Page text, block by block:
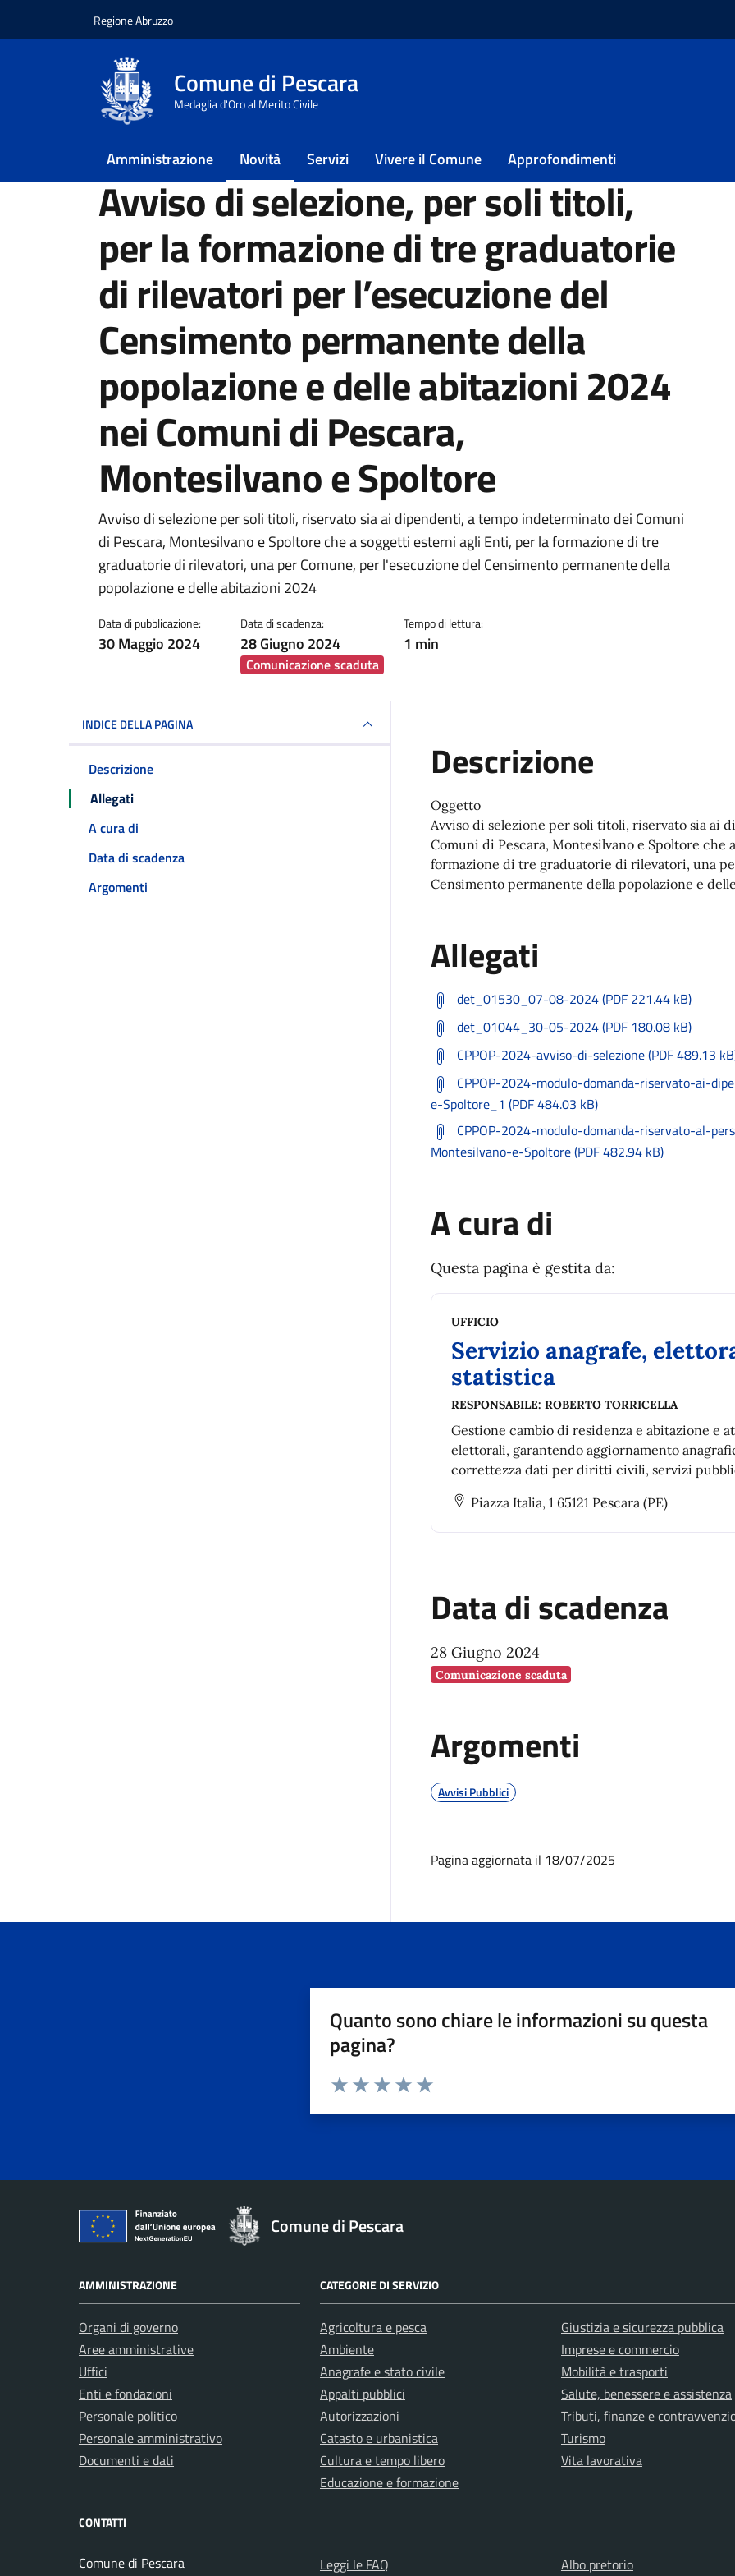
Regione Abruzzo
Comune di Pescara
Medaglia d'Oro al Merito Civile
Amministrazione Novità Servizi Vivere il Comune Approfondimenti
Home / Novità / Avvisi
/ Avviso di selezione, per soli titoli, per la formazione di tre graduatorie di rilevatori per l’esecuzione del
abitazioni 2024 nei Comuni di Pescara, Montesilvano e Spoltore
Avviso di selezione, per soli titoli,
per la formazione di tre graduatorie
di rilevatori per l’esecuzione del
Censimento permanente della
popolazione e delle abitazioni 2024
nei Comuni di Pescara,
Montesilvano e Spoltore
Dettagli della notizia
Avviso di selezione per soli titoli, riservato sia ai dipendenti, a tempo indeterminato dei Comuni
di Pescara, Montesilvano e Spoltore che a soggetti esterni agli Enti, per la formazione di tre
graduatorie di rilevatori, una per Comune, per l'esecuzione del Censimento permanente della
popolazione e delle abitazioni 2024
Data di pubblicazione:
30 Maggio 2024
Data di scadenza:
28 Giugno 2024
Comunicazione scaduta
Tempo di lettura:
1 min
INDICE DELLA PAGINA
Descrizione
Allegati
A cura di
Data di scadenza
Argomenti
Descrizione
Oggetto
Avviso di selezione per soli titoli, riservato sia ai
Comuni di Pescara, Montesilvano e Spoltore che
formazione di tre graduatorie di rilevatori, una
Censimento permanente della popolazione e
Allegati
det_01530_07-08-2024 (PDF 221.44 kB)
det_01044_30-05-2024 (PDF 180.08 kB)
CPPOP-2024-avviso-di-selezione (PDF 489.13
CPPOP-2024-modulo-domanda-riservato-ai-
e-Spoltore_1 (PDF 484.03 kB)
CPPOP-2024-modulo-domanda-riservato-al-
Montesilvano-e-Spoltore (PDF 482.94 kB)
A cura di
Questa pagina è gestita da:
UFFICIO
Servizio anagrafe,
statistica
RESPONSABILE: ROBERTO TORRICELLA
Gestione cambio di residenza e abitazione e
elettorali, garantendo aggiornamento
correttezza dati per diritti civili, servizi
INAIL, Motorizzazione).
Piazza Italia, 1 65121 Pescara (PE)
Data di scadenza
28 Giugno 2024
Comunicazione scaduta
Argomenti
Avvisi Pubblici
Pagina aggiornata il 18/07/2025
Quanto sono chiare le informazioni su questa
pagina?
Comune di Pescara
AMMINISTRAZIONE
Organi di governo
Aree amministrative
Uffici
Enti e fondazioni
Personale politico
Personale amministrativo
Documenti e dati
CATEGORIE DI SERVIZIO
Agricoltura e pesca
Ambiente
Anagrafe e stato civile
Appalti pubblici
Autorizzazioni
Catasto e urbanistica
Cultura e tempo libero
Educazione e formazione
Giustizia e sicurezza pubblica
Imprese e commercio
Mobilità e trasporti
Salute, benessere e assistenza
Tributi, finanze e
Turismo
Vita lavorativa
CONTATTI
Comune di Pescara
Leggi le FAQ Albo pretorio